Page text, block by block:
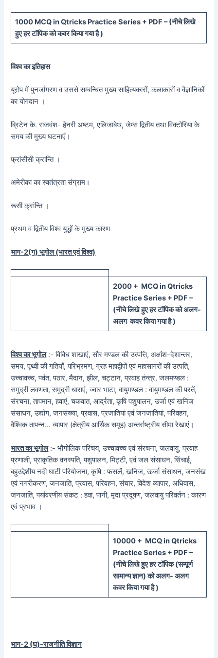
1000 MCQ in Qtricks Practice Series + PDF – (नीचेलिखे
हुएहर टॉपिक को कवर किया गया है )
विश्व का इतिहास
यूरोप में पुनर्जागरण व उससे सम्बन्धित मुख्य साहित्यकारों, कलाकारों व वैज्ञानिकों
का योगदान ।
ब्रिटेन के. राजवंश- हेनरी अष्टम, एलिजाबेथ, जेम्स द्वितीय तथा विक्टोरिया के
समय की मुख्य घटनाएँ।
फ्रांसीसी क्रान्ति ।
अमेरीका का स्वतंत्रता संग्राम।
रूसी क्रांन्ति ।
प्रथम व द्वितीय विश्व युद्धों के मुख्य कारण
भाग-2(ग) भूगोल (भारत एवं विश्व)
2000 + MCQ in Qtricks
Practice Series + PDF –
(नीचेलिखे हुएहर टॉपिक कोअलग-
अलग कवर किया गया है )
विश्व का भूगोल:- विविध शाखाएं, सौर मण्डल की उत्पत्ति, अक्षांश-देशान्तर,
समय, पृथ्वी की गतियाँ, परिभ्रमण, ग्रह महाद्वीपों एवं महासागरों की उत्पति,
उच्चावच्च, पर्वत, पठार, मैदान, झील, चट्टान, प्रवाह तंन्त्र, जलमण्डल :
समुद्री लवणता, समुद्री धाराएं, ज्वार भाटा, वायुमण्डल : वायुमण्डल की परतें,
संरचना, तापमान, हवाएं, चकवात, आर्द्रता, कृषि पशुपालन, उर्जा एवं खनिज
संसाधन, उद्योग, जनसंख्या, प्रवास, प्रजातियां एवं जनजातियां, परिवहन,
वैश्विक तापन्न… व्यापार (क्षेत्रीय आर्थिक समूह) अन्तर्राष्ट्रीय सीमा रेखाएं।
भारत का भूगोल:- भौगोलिक परिचय, उच्चावच्च एवं संरचना, जलवायु, प्रवाह
प्रणाली, प्राकृतिक वनस्पति, पशुपालन, मिट्टी, एवं जल संसाधन, सिंचाई,
बहुउद्देशीय नदी घाटी परियोजना, कृषि : फसलें, खनिज, ऊर्जा संसाधन, जनसंख
एवं नगरीकरण, जनजाति, प्रवास, परिवहन, संचार, विदेश व्यापार, अधिवास,
जनजाति, पर्यावरणीय संकट : हवा, पानी, मृदा प्रदूषण, जलवायु परिवर्तन : कारण
एवं प्रभाव ।
10000 + MCQ in Qtricks
Practice Series + PDF –
(नीचेलिखे हुएहर टॉपिक(सम्पूर्ण
सामान्य ज्ञान) कोअलग- अलग
कवर किया गया है )
भाग-2 (घ)-राजनीति विज्ञान